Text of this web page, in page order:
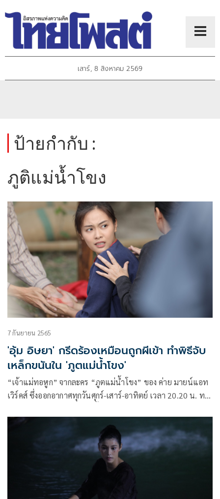
เสาร์, 8 สิงหาคม 2569
ป้ายกำกับ :
ภูติแม่น้ำโขง
7 กันยายน 2565
'อุ้ม อิษยา' กรีดร้องเหมือนถูกผีเข้า ทำพิธีจับ
เหล็กขนันใน 'ภูตแม่น้ำโขง'
“เจ้าแม่ทอหูก” จากละคร “ภูตแม่น้ำโขง” ของ ค่าย มายน์แอท
เวิร์คส์ ซึ่งออกอากาศทุกวันศุกร์-เสาร์-อาทิตย์ เวลา 20.20 น. ทาง
นั่งลุ้นแบบไม่ติดเก้าอี้ เรียกว่าสนุกทุกตอนจนห้ามกระพริบตา